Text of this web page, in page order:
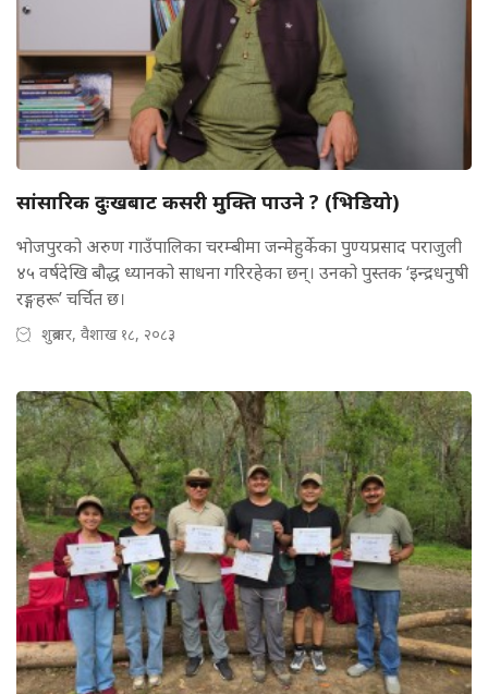
सांसारिक दुःखबाट कसरी मुक्ति पाउने ? (भिडियो)
भोजपुरको अरुण गाउँपालिका चरम्बीमा जन्मेहुर्केका पुण्यप्रसाद पराजुली
४५ वर्षदेखि बौद्ध ध्यानको साधना गरिरहेका छन्। उनको पुस्तक ‘इन्द्रधनुषी
रङ्गहरू’ चर्चित छ।
शुक्रबार, वैशाख १८, २०८३